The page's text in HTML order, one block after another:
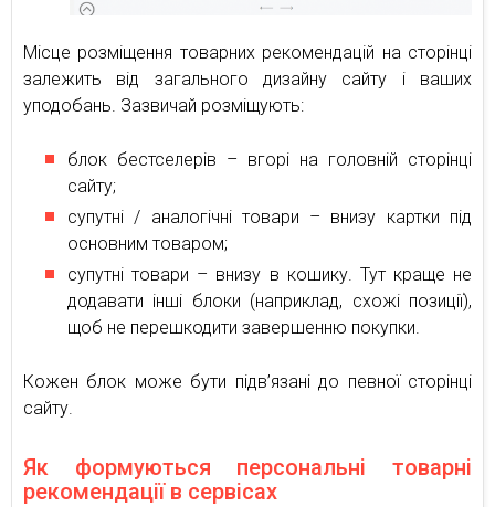
Місце розміщення товарних рекомендацій на сторінці
залежить від загального дизайну сайту і ваших
уподобань. Зазвичай розміщують:
блок бестселерів – вгорі на головній сторінці
сайту;
супутні / аналогічні товари – внизу картки під
основним товаром;
супутні товари – внизу в кошику. Тут краще не
додавати інші блоки (наприклад, схожі позиції),
щоб не перешкодити завершенню покупки.
Кожен блок може бути підв’язані до певної сторінці
сайту.
Як формуються персональні товарні
рекомендації в сервісах